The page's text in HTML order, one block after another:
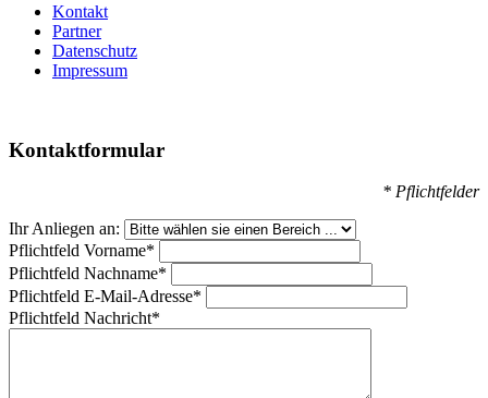
Kontakt
Partner
Datenschutz
Impressum
Kontaktformular
* Pflichtfelder
Ihr Anliegen an:
Pflichtfeld Vorname*
Pflichtfeld Nachname*
Pflichtfeld E-Mail-Adresse*
Pflichtfeld Nachricht*